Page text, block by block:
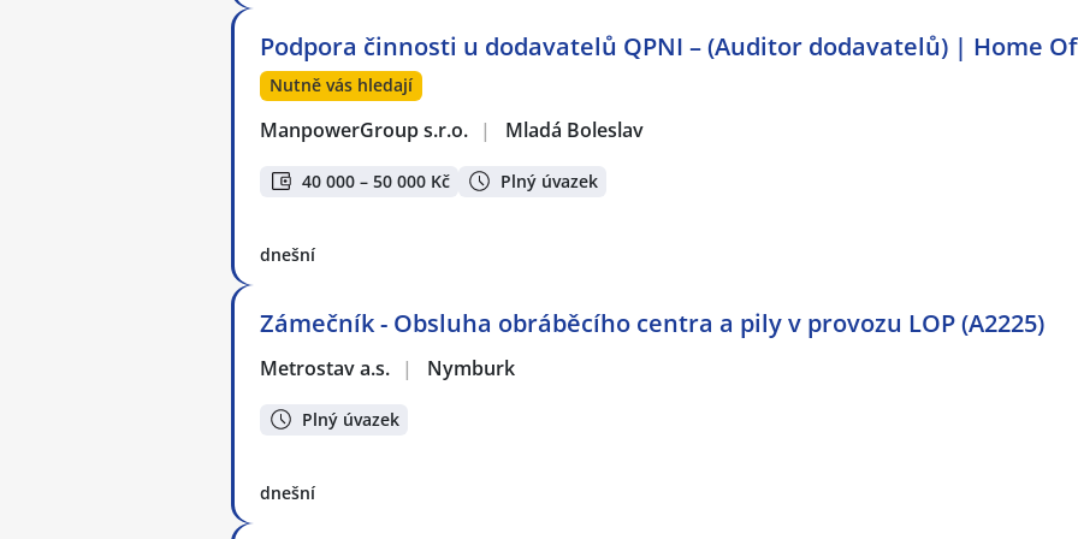
Podpora činnosti u dodavatelů QPNI – (Auditor dodavatelů) | Home
Nutně vás hledají
ManpowerGroup s.r.o. | Mladá Boleslav
40 000 – 50 000 Kč Plný úvazek
dnešní
Zámečník - Obsluha obráběcího centra a pily v provozu LOP (A2225)
Metrostav a.s. | Nymburk
Plný úvazek
dnešní